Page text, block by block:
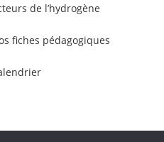
de l’hydrogène
fiches pédagogiques